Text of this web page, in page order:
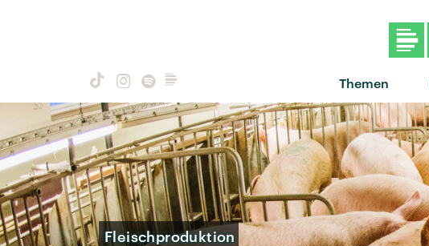
Themen
Fleischproduktion